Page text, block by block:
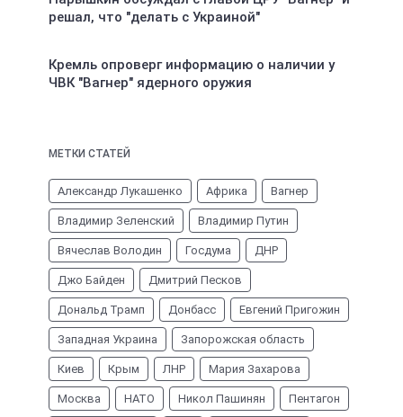
решал, что "делать с Украиной"
Кремль опроверг информацию о наличии у
ЧВК "Вагнер" ядерного оружия
МЕТКИ СТАТЕЙ
Александр Лукашенко Африка Вагнер
Владимир Зеленский Владимир Путин
Вячеслав Володин Госдума ДНР
Джо Байден Дмитрий Песков
Дональд Трамп Донбасс Евгений Пригожин
Западная Украина Запорожская область
Киев Крым ЛНР Мария Захарова
Москва НАТО Никол Пашинян Пентагон